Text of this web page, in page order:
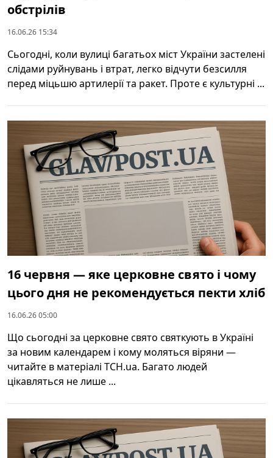
обстрілів
16.06.26 15:34
Сьогодні, коли вулиці багатьох міст України застелені
слідами руйнувань і втрат, легко відчути безсилля
перед міцьшю артилерії та ракет. Проте є культурні ...
16 червня — яке церковне свято і чому
цього дня не рекомендується пекти хліб
16.06.26 05:00
Що сьогодні за церковне свято святкують в Україні
за новим календарем і кому моляться віряни —
читайте в матеріалі ТСН.ua. Багато людей
цікавляться не лише ...